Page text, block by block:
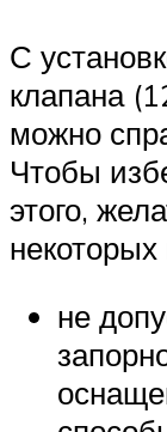
С
клапана
можно
Чтобы
этого,
не